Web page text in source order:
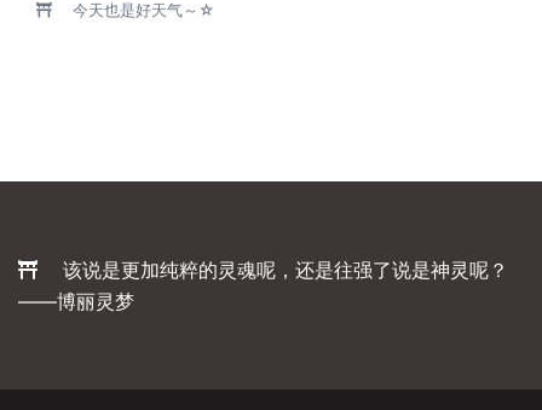
今天也是好天气～☆
该说是更加纯粹的灵魂呢，还是往强了说是神灵呢？
——博丽灵梦